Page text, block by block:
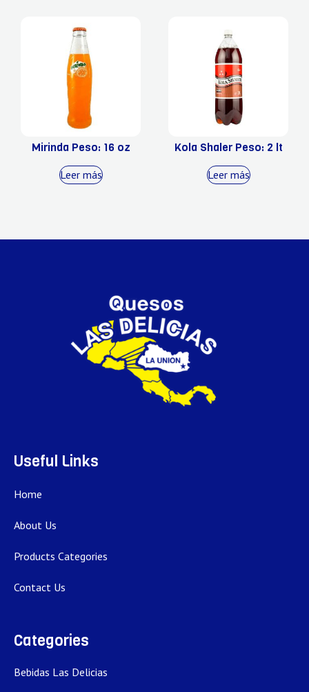
Mirinda Peso: 16 oz
Leer más
Kola Shaler Peso: 2 lt
Leer más
Useful Links
Home
About Us
Products Categories
Contact Us
Categories
Bebidas Las Delicias